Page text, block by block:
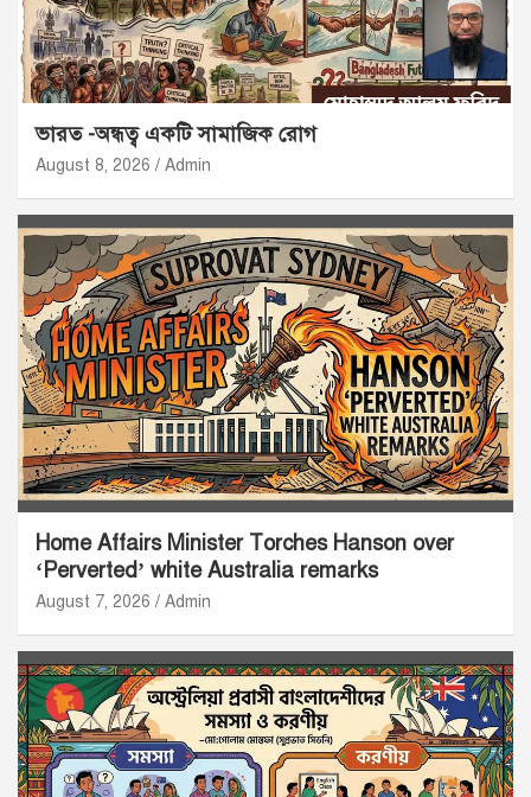
ভারত -অন্ধত্ব একটি সামাজিক রোগ
August 8, 2026 Admin
Home Affairs Minister Torches Hanson over
‘Perverted’ white Australia remarks
August 7, 2026 Admin